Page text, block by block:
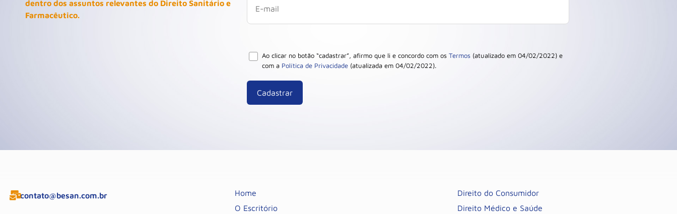
dentro dos assuntos relevantes do Direito Sanitário e
Farmacêutico.
Ao clicar no botão “cadastrar”, afirmo que li e concordo com os Termos (atualizado em 04/02/2022) e
com a Política de Privacidade (atualizada em 04/02/2022).
contato@besan.com.br
Home
O Escritório
Direito do Consumidor
Direito Médico e Saúde